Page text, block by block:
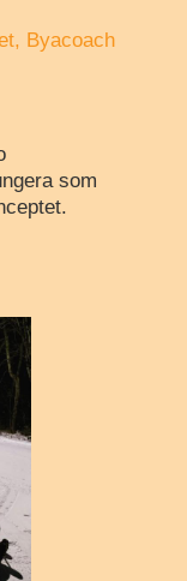
Byacoach
som